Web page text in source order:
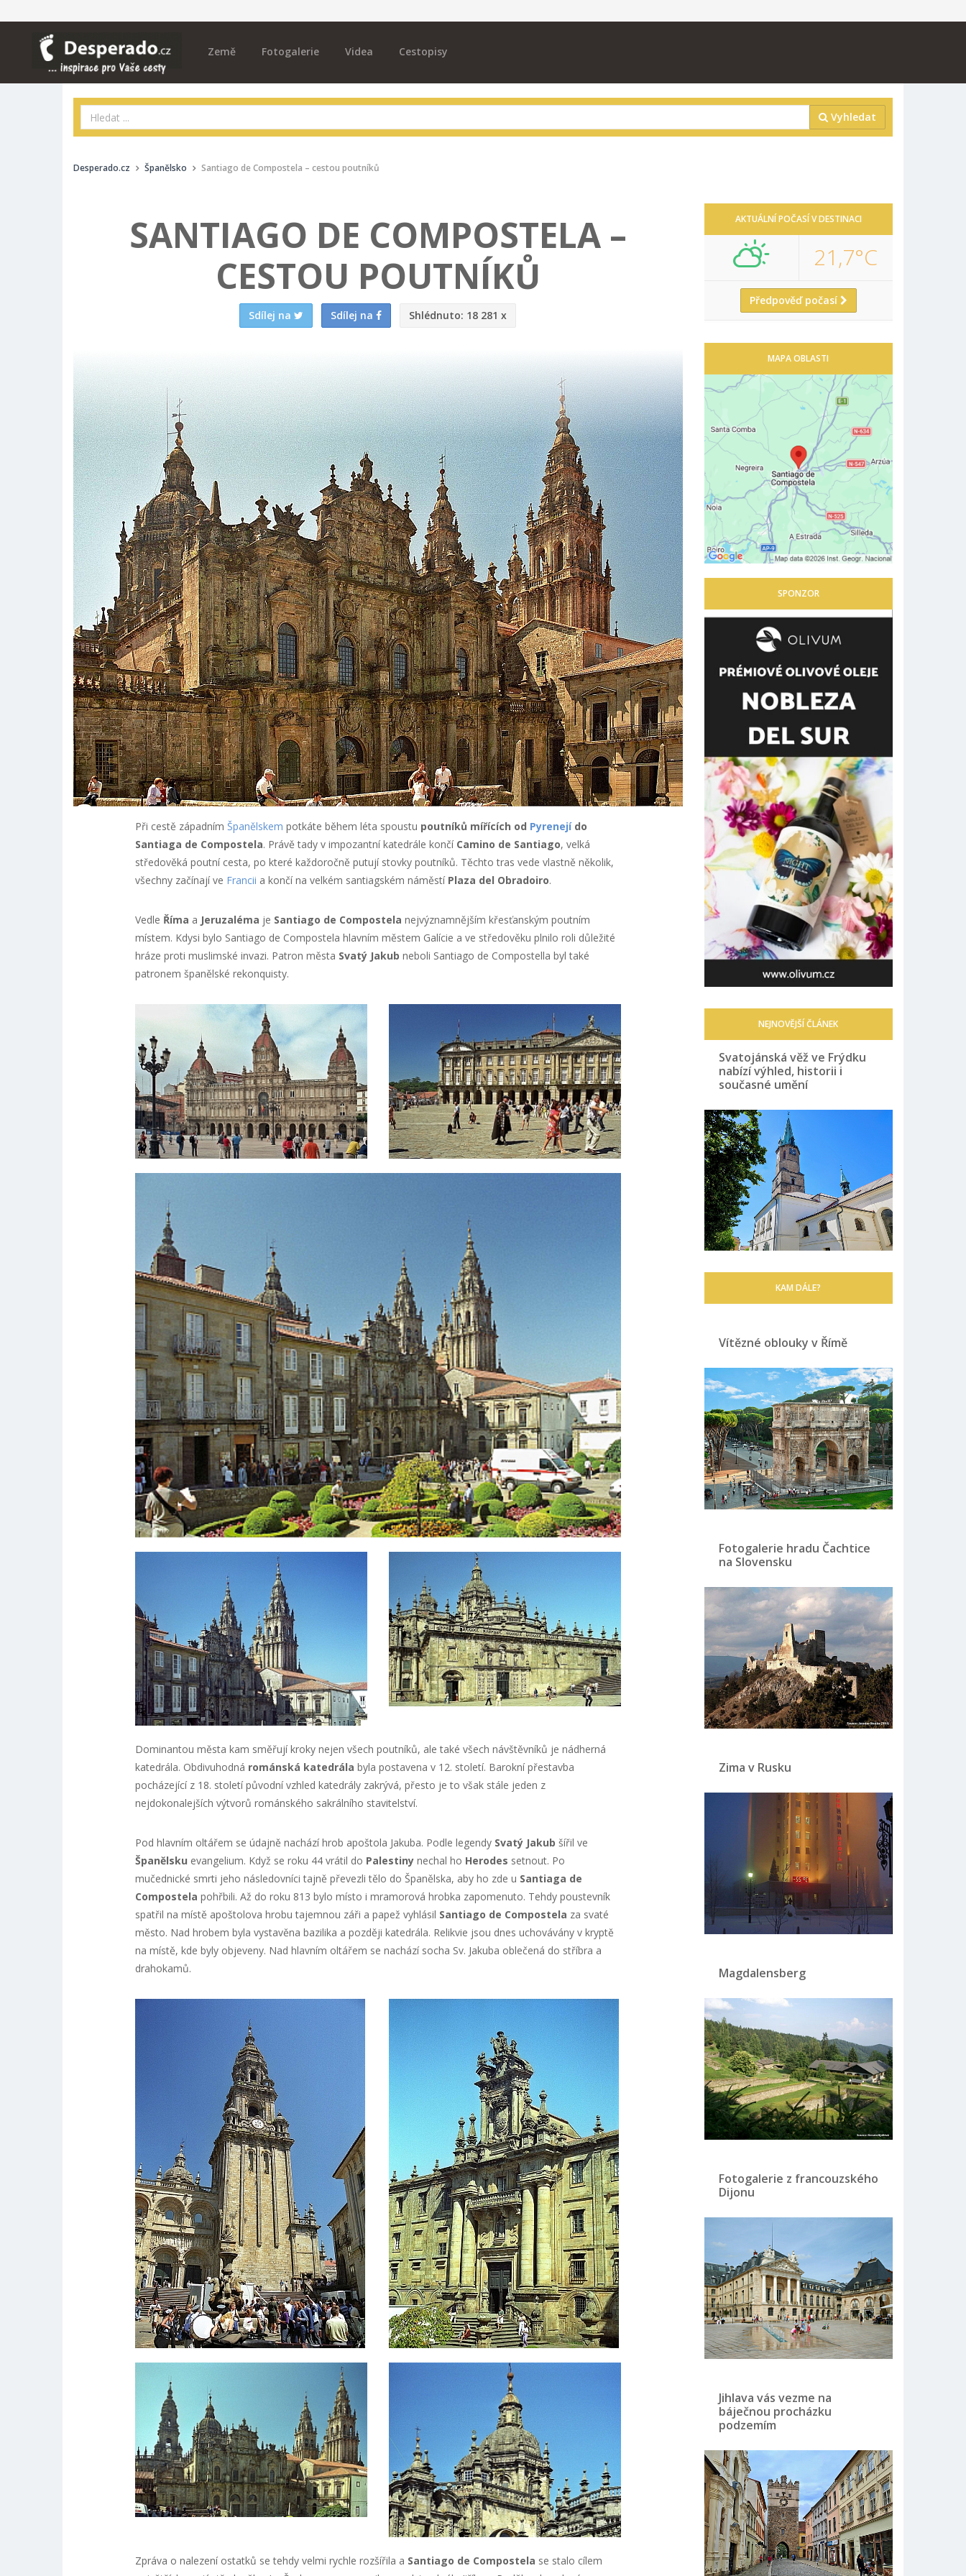
Země Fotogalerie Videa Cestopisy
Vyhledat
Desperado.cz Španělsko Santiago de Compostela – cestou poutníků
SANTIAGO DE COMPOSTELA –
CESTOU POUTNÍKŮ
Sdílej na Sdílej na Shlédnuto: 18 281 x
Při cestě západním Španělskem potkáte během léta spoustu poutníků mířících od Pyrenejído
Santiaga de Compostela. Právě tady v impozantní katedrále končí Camino de Santiago, velká
středověká poutní cesta, po které každoročně putují stovky poutníků. Těchto tras vede vlastně několik,
všechny začínají ve Francii a končí na velkém santiagském náměstí Plaza del Obradoiro.
Vedle Říma a Jeruzaléma je Santiago de Compostela nejvýznamnějším křesťanským poutním
místem. Kdysi bylo Santiago de Compostela hlavním městem Galície a ve středověku plnilo roli důležité
hráze proti muslimské invazi. Patron města Svatý Jakub neboli Santiago de Compostella byl také
patronem španělské rekonquisty.
Dominantou města kam směřují kroky nejen všech poutníků, ale také všech návštěvníků je nádherná
katedrála. Obdivuhodná románská katedrála byla postavena v 12. století. Barokní přestavba
pocházející z 18. století původní vzhled katedrály zakrývá, přesto je to však stále jeden z
nejdokonalejších výtvorů románského sakrálního stavitelství.
Pod hlavním oltářem se údajně nachází hrob apoštola Jakuba. Podle legendy Svatý Jakub šířil ve
Španělsku evangelium. Když se roku 44 vrátil do Palestinynechal ho Herodes setnout. Po
mučednické smrti jeho následovníci tajně převezli tělo do Španělska, aby ho zde u Santiaga de
Compostela pohřbili. Až do roku 813 bylo místo i mramorová hrobka zapomenuto. Tehdy poustevník
spatřil na místě apoštolova hrobu tajemnou záři a papež vyhlásil Santiago de Compostela za svaté
město. Nad hrobem byla vystavěna bazilika a později katedrála. Relikvie jsou dnes uchovávány v kryptě
na místě, kde byly objeveny. Nad hlavním oltářem se nachází socha Sv. Jakuba oblečená do stříbra a
drahokamů.
Zpráva o nalezení ostatků se tehdy velmi rychle rozšířila a Santiago de Compostela se stalo cílem
AKTUÁLNÍ POČASÍ V DESTINACI
21,7°C
Předpověď počasí
MAPA OBLASTI
SPONZOR
NEJNOVĚJŠÍ ČLÁNEK
Svatojánská věž ve Frýdku
nabízí výhled, historii i
současné umění
KAM DÁLE?
Vítězné oblouky v Římě
Fotogalerie hradu Čachtice
na Slovensku
Zima v Rusku
Magdalensberg
Fotogalerie z francouzského
Dijonu
Jihlava vás vezme na
báječnou procházku
podzemím